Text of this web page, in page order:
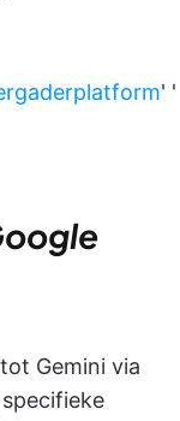
' '
Gemini via